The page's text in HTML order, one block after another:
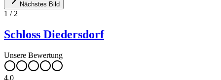
Nächstes Bild
1 / 2
Schloss Diedersdorf
Unsere Bewertung
4.0